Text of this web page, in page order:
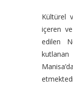
Kültürel
içeren
edilen